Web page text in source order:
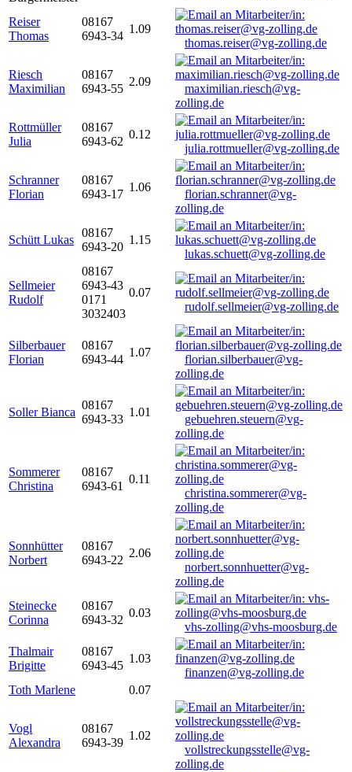
Reiser
Thomas
08167
6943-34
1.09
thomas.reiser@vg-zolling.de
Riesch
Maximilian
08167
6943-55
2.09
maximilian.riesch@vg-
zolling.de
Rottmüller
Julia
08167
6943-62
0.12
julia.rottmueller@vg-zolling.de
Schranner
Florian
08167
6943-17
1.06
florian.schranner@vg-
zolling.de
Schütt Lukas
08167
6943-20
1.15
lukas.schuett@vg-zolling.de
Sellmeier
Rudolf
08167
6943-43
0171
3032403
0.07
rudolf.sellmeier@vg-zolling.de
Silberbauer
Florian
08167
6943-44
1.07
florian.silberbauer@vg-
zolling.de
Soller Bianca
08167
6943-33
1.01
gebuehren.steuern@vg-
zolling.de
Sommerer
Christina
08167
6943-61
0.11
christina.sommerer@vg-
zolling.de
Sonnhütter
Norbert
08167
6943-22
2.06
norbert.sonnhuetter@vg-
zolling.de
Steinecke
Corinna
08167
6943-32
0.03
vhs-zolling@vhs-moosburg.de
Thalmair
Brigitte
08167
6943-45
1.03
finanzen@vg-zolling.de
Toth Marlene
0.07
Vogl
Alexandra
08167
6943-39
1.02
vollstreckungsstelle@vg-
zolling.de